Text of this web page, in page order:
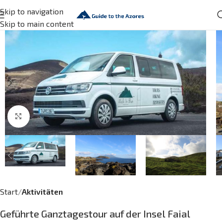
Skip to navigation
Skip to main content
Click to enlarge
Start Aktivitäten
Geführte Ganztagestour auf der Insel Faial